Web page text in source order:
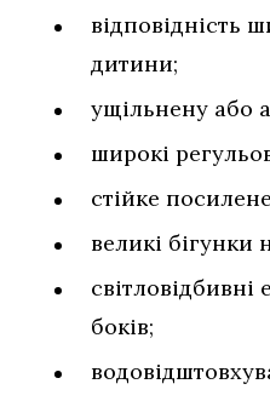
відповідність
дитини;
ущільнену або
широкі
стійке
великі бігунки
боків;